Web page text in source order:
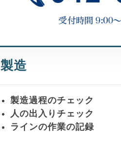
製造
製造過程のチェック
人の出入りチェック
ラインの作業の記録